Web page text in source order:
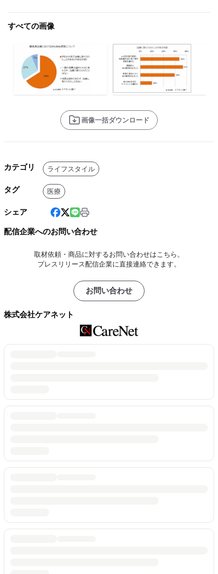
すべての画像
画像一括ダウンロード
カテゴリ ライフスタイル
タグ 医療
シェア
配信企業へのお問い合わせ
取材依頼・商品に対するお問い合わせはこちら。
プレスリリース配信企業に直接連絡できます。
お問い合わせ
株式会社ケアネット